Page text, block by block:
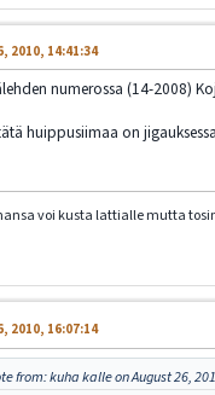
2010, 14:41:34
numerossa (14-2008)
huippusiimaa on
voi kusta lattialle mutta
2010, 16:07:14
from: kuha kalle on August 26,